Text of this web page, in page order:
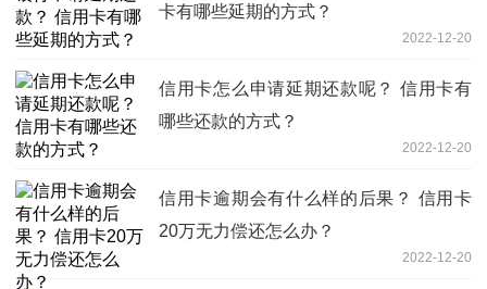
卡有哪些延期的方式？
2022-12-20
信用卡怎么申请延期还款呢？ 信用卡有
哪些还款的方式？
2022-12-20
信用卡逾期会有什么样的后果？ 信用卡
20万无力偿还怎么办？
2022-12-20